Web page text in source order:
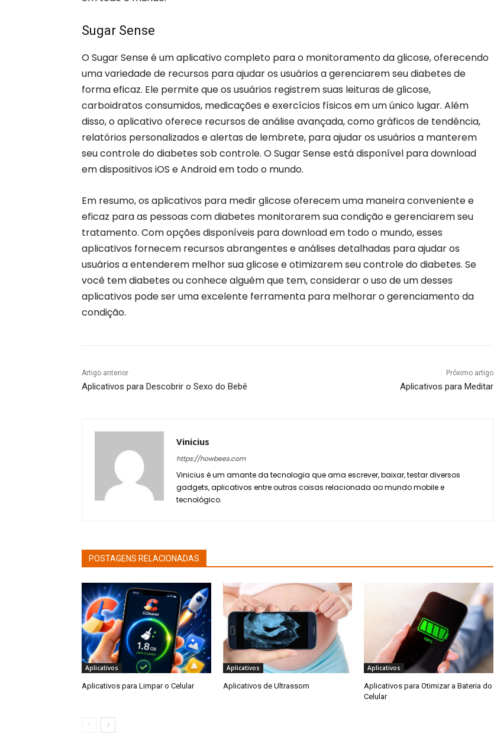
Sugar Sense
O Sugar Sense é um aplicativo completo para o monitoramento da glicose, oferecendo
uma variedade de recursos para ajudar os usuários a gerenciarem seu diabetes de
forma eficaz. Ele permite que os usuários registrem suas leituras de glicose,
carboidratos consumidos, medicações e exercícios físicos em um único lugar. Além
disso, o aplicativo oferece recursos de análise avançada, como gráficos de tendência,
relatórios personalizados e alertas de lembrete, para ajudar os usuários a manterem
seu controle do diabetes sob controle. O Sugar Sense está disponível para download
em dispositivos iOS e Android em todo o mundo.
Em resumo, os aplicativos para medir glicose oferecem uma maneira conveniente e
eficaz para as pessoas com diabetes monitorarem sua condição e gerenciarem seu
tratamento. Com opções disponíveis para download em todo o mundo, esses
aplicativos fornecem recursos abrangentes e análises detalhadas para ajudar os
usuários a entenderem melhor sua glicose e otimizarem seu controle do diabetes. Se
você tem diabetes ou conhece alguém que tem, considerar o uso de um desses
aplicativos pode ser uma excelente ferramenta para melhorar o gerenciamento da
condição.
Artigo anterior
Aplicativos para Descobrir o Sexo do Bebê
Próximo artigo
Aplicativos para Meditar
Vinicius
https://howbees.com
Vinicius é um amante da tecnologia que ama escrever, baixar, testar diversos
gadgets, aplicativos entre outras coisas relacionada ao mundo mobile e
tecnológico.
POSTAGENS RELACIONADAS
Aplicativos
Aplicativos para Limpar o Celular
Aplicativos
Aplicativos de Ultrassom
Aplicativos
Aplicativos para Otimizar a Bateria do
Celular